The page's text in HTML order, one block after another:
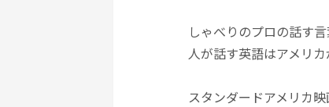
しゃべりのプロの話す
人が話す英語はアメリカ
スタンダードアメリカ